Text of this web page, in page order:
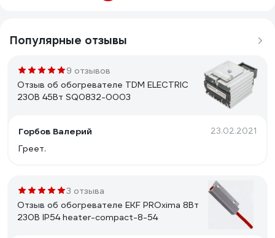
Популярные отзывы
9 отзывов
Отзыв об обогревателе TDM ELECTRIC
230В 45Вт SQ0832-0003
Горбов Валерий 23.02.2021
Греет.
3 отзыва
Отзыв об обогревателе EKF PROxima 8Вт
230В IP54 heater-compact-8-54